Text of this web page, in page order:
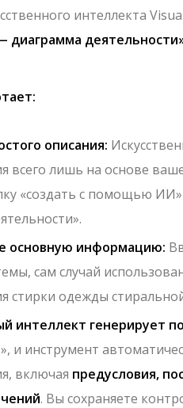
интеллекта
диаграмма
описания:
всего лишь на основе
«создать с помощью
основную информацию:
сам случай
стирки одежды
интеллект генерирует
инструмент
включая предусловия,
. Вы сохраняете